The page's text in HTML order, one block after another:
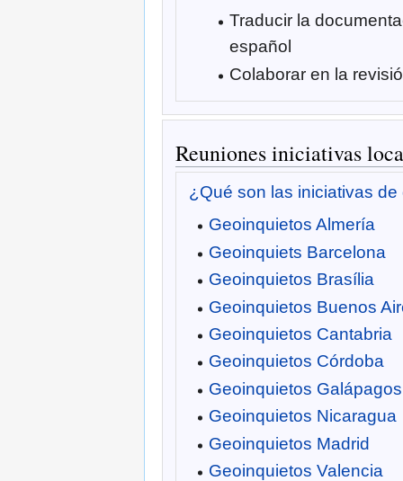
Traducir la
español
Colaborar en la
Reuniones iniciativas
¿Qué son las iniciativas
Geoinquietos Almería
Geoinquiets Barcelona
Geoinquietos Brasília
Geoinquietos Buenos
Geoinquietos Cantabria
Geoinquietos Córdoba
Geoinquietos Galápagos
Geoinquietos Nicaragua
Geoinquietos Madrid
Geoinquietos Valencia